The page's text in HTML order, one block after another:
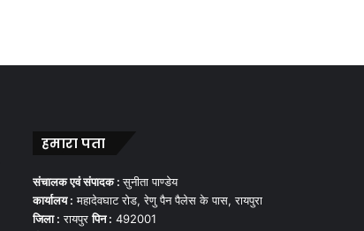
हमारा पता
संचालक एवं संपादक :सुनीता पाण्डेय
कार्यालय : महादेवघाट रोड, रेणु पैन पैलेस के पास, रायपुरा
जिला : रायपुरपिन : 492001